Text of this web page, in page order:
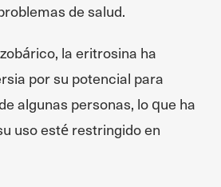
de salud.
la eritrosina ha
por su potencial para
algunas personas, lo que ha
uso esté restringido en